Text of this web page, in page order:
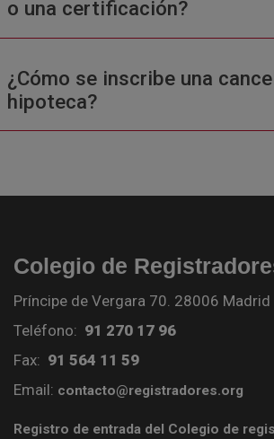
o una certificación?
¿Cómo se inscribe una
hipoteca?
Colegio de
Príncipe de Vergara 70. 28006 Madrid
Teléfono: 91 270 17 96
Fax: 91 564 11 59
Email: contacto@registradores.org
Registro de entrada del Colegio de